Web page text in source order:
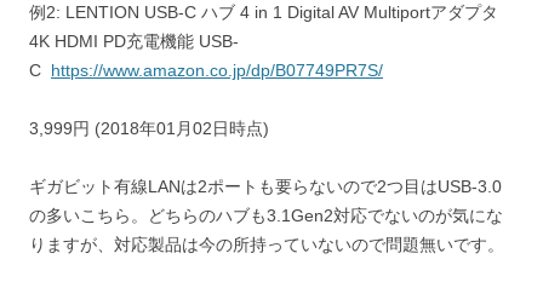
例2: LENTION USB-C ハブ 4 in 1 Digital AV Multiportアダプタ
4K HDMI PD充電機能 USB-
C https://www.amazon.co.jp/dp/B07749PR7S/
3,999円 (2018年01月02日時点)
ギガビット有線LANは2ポートも要らないので2つ目はUSB-3.0
の多いこちら。どちらのハブも3.1Gen2対応でないのが気にな
りますが、対応製品は今の所持っていないので問題無いです。